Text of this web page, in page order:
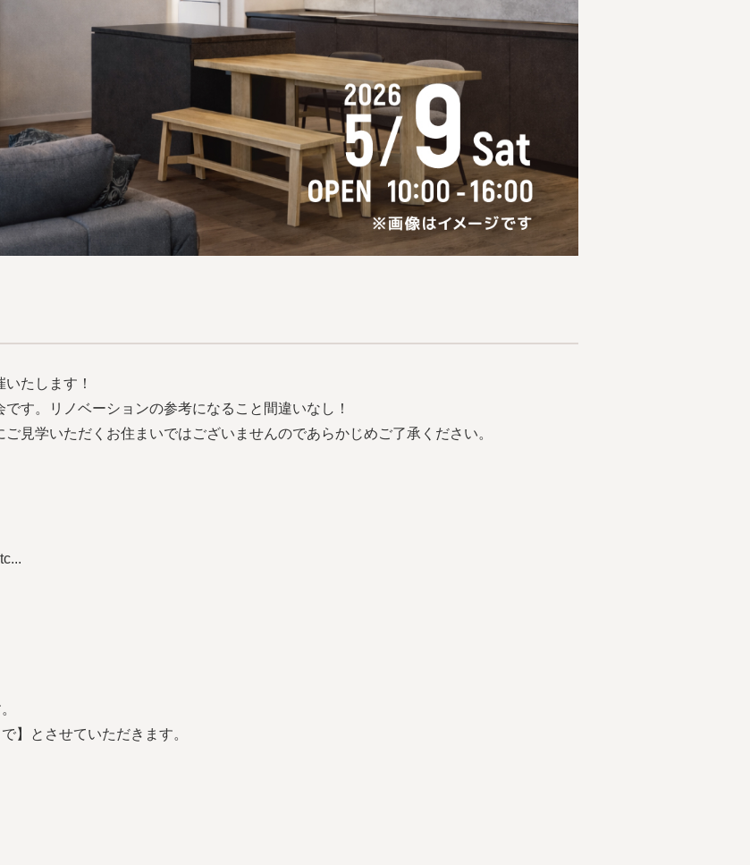
たします！
す。リノベーションの参考になること間違いなし！
見学いただくお住まいではございませんのであらかじめご了承ください。
】とさせていただきます。